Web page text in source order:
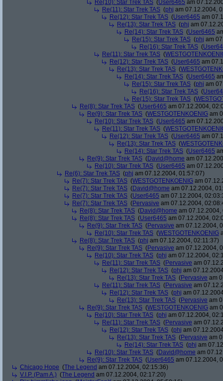
Re(10): Star Trek TAS (User6465 am
Re(11): Star Trek TAS (phj am 07.12.2004,
Re(12): Star Trek TAS (User6465 am
Re(13): Star Trek TAS (phj am
Re(14): Star Trek TAS (User6465
Re(15): Star Trek TAS (phj am
Re(16): Star Trek TAS (
Re(11): Star Trek TAS (
Re(12): Star Trek TAS (User6465 am
Re(13): Star Trek TAS (
Re(14): Star Trek TAS (User6465
Re(15): Star Trek TAS (phj am
Re(16): Star Trek TAS (
Re(15): Star Trek TAS (
Re(8): Star Trek TAS (User6465 am 07.12.2004,
Re(9): Star Trek TAS (WESTGOTENKOENIG am
Re(10): Star Trek TAS (User6465 am
Re(11): Star Trek TAS (
Re(12): Star Trek TAS (User6465 am
Re(13): Star Trek TAS (
Re(14): Star Trek TAS (User6465
Re(9): Star Trek TAS (David@home am
Re(10): Star Trek TAS (User6465 am
Re(6): Star Trek TAS (phj am 07.12.2004, 01:57:07)
Re(7): Star Trek TAS (WESTGOTENKOENIG am
Re(7): Star Trek TAS (David@home am 07.12.2004,
Re(7): Star Trek TAS (User6465 am 07.12.2004,
Re(7): Star Trek TAS (Pervasive am 07.12.2004,
Re(8): Star Trek TAS (David@home am 07.12.2004,
Re(8): Star Trek TAS (User6465 am 07.12.2004,
Re(9): Star Trek TAS (Pervasive am 07.12.2004,
Re(10): Star Trek TAS (WESTGOTENKOENIG
Re(8): Star Trek TAS (phj am 07.12.2004, 02:11:37)
Re(9): Star Trek TAS (Pervasive am 07.12.2004,
Re(10): Star Trek TAS (phj am 07.12.2004,
Re(11): Star Trek TAS (Pervasive am
Re(12): Star Trek TAS (phj am
Re(13): Star Trek TAS (Pervasive am
Re(11): Star Trek TAS (Pervasive am
Re(12): Star Trek TAS (phj am
Re(13): Star Trek TAS (Pervasive am
Re(9): Star Trek TAS (WESTGOTENKOENIG am
Re(10): Star Trek TAS (phj am 07.12.2004,
Re(11): Star Trek TAS (Pervasive am
Re(12): Star Trek TAS (phj am
Re(13): Star Trek TAS (Pervasive am
Re(14): Star Trek TAS (phj am
Re(10): Star Trek TAS (David@home am
Re(9): Star Trek TAS (User6465 am 07.12.2004,
Chicago Hope (The Legend am 07.12.2004, 02:15:36)
V.I.P. (Pam A.) (The Legend am 07.12.2004, 02:17:20)